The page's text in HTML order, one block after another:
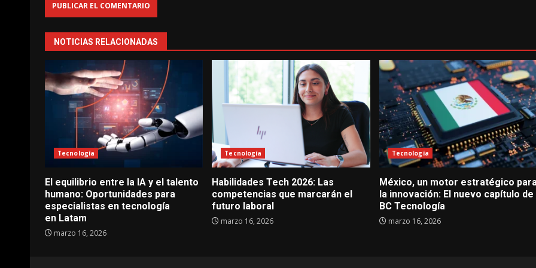
NOTICIAS RELACIONADAS
Tecnología
El equilibrio entre la IA y el talento
humano: Oportunidades para
especialistas en tecnología
en Latam
marzo 16, 2026
Tecnología
Habilidades Tech 2026: Las
competencias que marcarán el
futuro laboral
marzo 16, 2026
Tecnología
México, un motor estratégico
la innovación: El nuevo capítulo de
BC Tecnología
marzo 16, 2026